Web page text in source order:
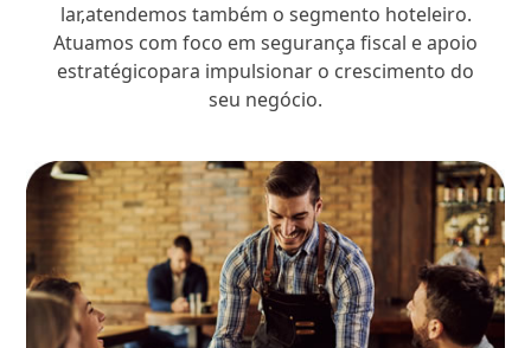
lar,atendemos também o segmento hoteleiro.
Atuamos com foco em segurança fiscal e apoio
estratégicopara impulsionar o crescimento do
seu negócio.